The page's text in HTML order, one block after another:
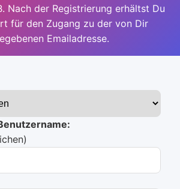
Nach der Registrierung erhältst Du
für den Zugang zu der von Dir
Emailadresse.